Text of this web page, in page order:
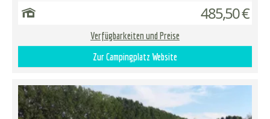
485,50 €
Verfügbarkeiten und Preise
Zur Campingplatz Website